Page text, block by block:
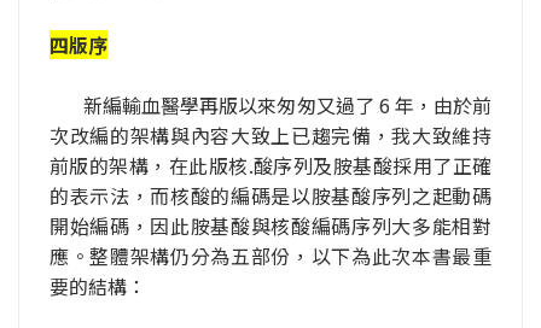
四版序
新編輸血醫學再版以來匆匆又過了 6 年，由於前
次改編的架構與內容大致上已趨完備，我大致維持
前版的架構，在此版核.酸序列及胺基酸採用了正確
的表示法，而核酸的編碼是以胺基酸序列之起動碼
開始編碼，因此胺基酸與核酸編碼序列大多能相對
應。整體架構仍分為五部份，以下為此次本書最重
要的結構：